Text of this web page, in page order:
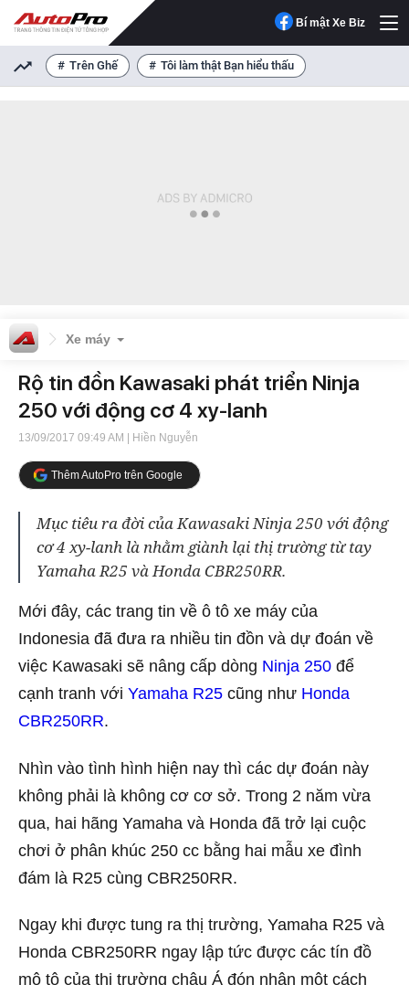
Bí mật Xe Biz
Trên Ghế Tôi làm thật Bạn hiểu thấu
Xe máy
Rộ tin đồn Kawasaki phát triển Ninja
250 với động cơ 4 xy-lanh
13/09/2017 09:49 AM | Hiền Nguyễn
Thêm AutoPro trên Google
Mục tiêu ra đời của Kawasaki Ninja 250 với động
cơ 4 xy-lanh là nhằm giành lại thị trường từ tay
Yamaha R25 và Honda CBR250RR.
Mới đây, các trang tin về ô tô xe máy của
Indonesia đã đưa ra nhiều tin đồn và dự đoán về
việc Kawasaki sẽ nâng cấp dòng Ninja 250 để
cạnh tranh với Yamaha R25 cũng như Honda
CBR250RR.
Nhìn vào tình hình hiện nay thì các dự đoán này
không phải là không cơ cơ sở. Trong 2 năm vừa
qua, hai hãng Yamaha và Honda đã trở lại cuộc
chơi ở phân khúc 250 cc bằng hai mẫu xe đình
đám là R25 cùng CBR250RR.
Ngay khi được tung ra thị trường, Yamaha R25 và
Honda CBR250RR ngay lập tức được các tín đồ
mô tô của thị trường châu Á đón nhận một cách